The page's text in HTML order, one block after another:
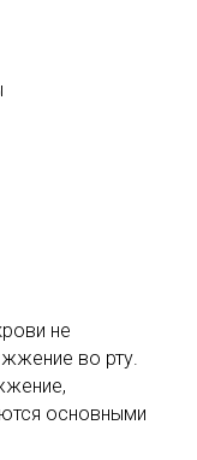
не
жжение во рту.
основными